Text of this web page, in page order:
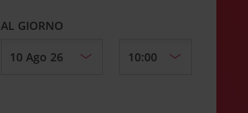
AL GIORNO